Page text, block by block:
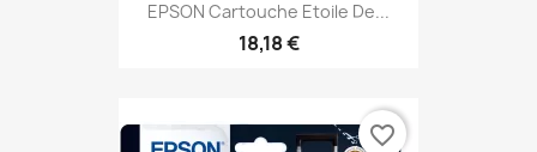
EPSON Cartouche Etoile De...
18,18 €
favorite_border